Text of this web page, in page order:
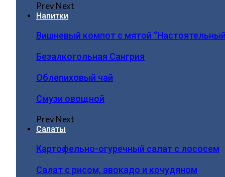
PrevNext
Напитки
Вишневый компот с мятой
Безалкогольная Сангрия
Облепиховый чай
Смузи овощной
PrevNext
Салаты
Картофельно-огуречный салат с лососем
Салат с рисом, авокадо и кочудяном